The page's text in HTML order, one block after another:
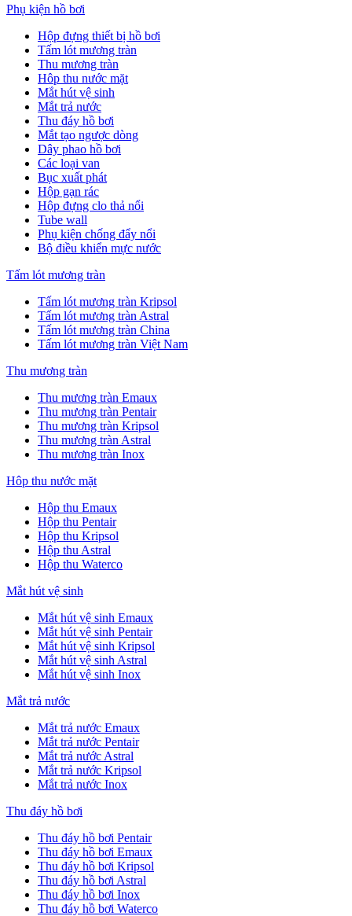
Phụ kiện hồ bơi
Hộp đựng thiết bị hồ bơi
Tấm lót mương tràn
Thu mương tràn
Hôp thu nước mặt
Mắt hút vệ sinh
Mắt trả nước
Thu đáy hồ bơi
Mắt tạo ngược dòng
Dây phao hồ bơi
Các loại van
Bục xuất phát
Hộp gạn rác
Hộp đựng clo thả nổi
Tube wall
Phụ kiện chống đẩy nổi
Bộ điều khiển mực nước
Tấm lót mương tràn
Tấm lót mương tràn Kripsol
Tấm lót mương tràn Astral
Tấm lót mương tràn China
Tấm lót mương tràn Việt Nam
Thu mương tràn
Thu mương tràn Emaux
Thu mương tràn Pentair
Thu mương tràn Kripsol
Thu mương tràn Astral
Thu mương tràn Inox
Hôp thu nước mặt
Hộp thu Emaux
Hộp thu Pentair
Hộp thu Kripsol
Hộp thu Astral
Hộp thu Waterco
Mắt hút vệ sinh
Mắt hút vệ sinh Emaux
Mắt hút vệ sinh Pentair
Mắt hút vệ sinh Kripsol
Mắt hút vệ sinh Astral
Mắt hút vệ sinh Inox
Mắt trả nước
Mắt trả nước Emaux
Mắt trả nước Pentair
Mắt trả nước Astral
Mắt trả nước Kripsol
Mắt trả nước Inox
Thu đáy hồ bơi
Thu đáy hồ bơi Pentair
Thu đáy hồ bơi Emaux
Thu đáy hồ bơi Kripsol
Thu đáy hồ bơi Astral
Thu đáy hồ bơi Inox
Thu đáy hồ bơi Waterco